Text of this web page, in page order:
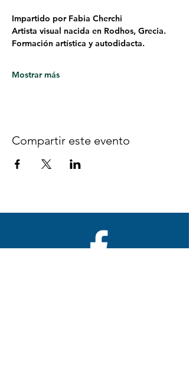
Impartido por Fabia Cherchi
Artista visual nacida en Rodhos, Grecia.
Formación artística y autodidacta.
Mostrar más
Compartir este evento